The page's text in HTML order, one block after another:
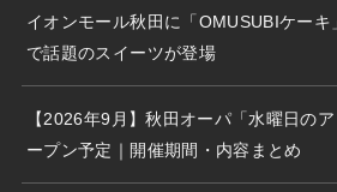
イオンモール秋田に「OMUSUBIケーキ
で話題のスイーツが登場
【2026年9月】秋田オーパ「水曜日の
ープン予定｜開催期間・内容まとめ